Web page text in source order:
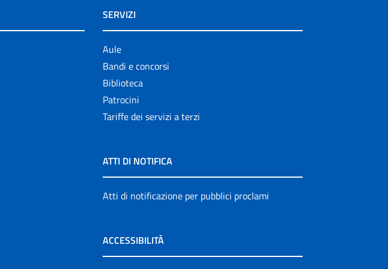
SERVIZI
Aule
Bandi e concorsi
Biblioteca
Patrocini
Tariffe dei servizi a terzi
ATTI DI NOTIFICA
Atti di notificazione per pubblici proclami
ACCESSIBILITÀ